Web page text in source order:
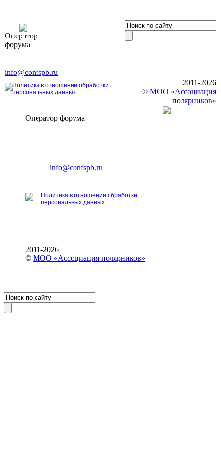
Оператор
форума
Элит»
196191, г. Санкт-Петербург,
info@confspb.ru
Политика в отношении обработки
персональных данных
2011-2026
© МОО «Ассоциация
полярников»
Оператор форума
E-mail:info@confspb.ru
Политика в отношении обработки
персональных данных
2011-2026
©МОО «Ассоциация полярников»